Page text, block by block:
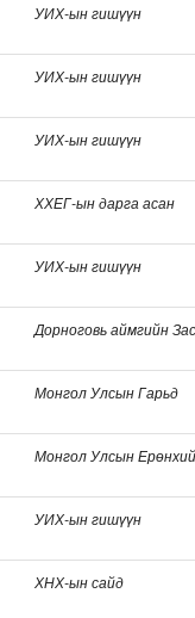
УИХ-ын гишүүн
УИХ-ын гишүүн
УИХ-ын гишүүн
ХХЕГ-ын дарга асан
УИХ-ын гишүүн
Дорноговь аймгийн
Монгол Улсын Гарьд
Монгол Улсын
УИХ-ын гишүүн
ХНХ-ын сайд